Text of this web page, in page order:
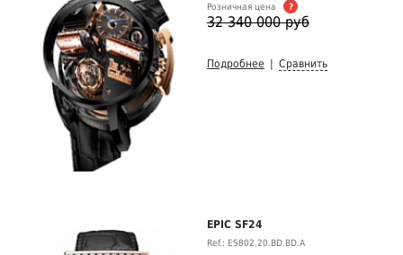
Розничная цена ?
32 340 000 руб
Подробнее Сравнить
EPIC SF24
Ref.: ES802.20.BD.BD.A